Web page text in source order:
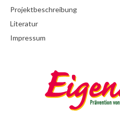
Projektbeschreibung
Literatur
Impressum